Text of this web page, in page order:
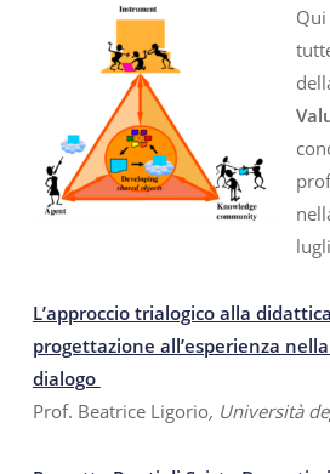
L’approccio trialogico alla
progettazione all’esperienza
dialogo
Prof. Beatrice Ligorio, Università